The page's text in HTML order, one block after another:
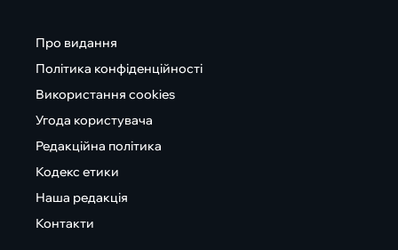
Про видання
Політика конфіденційності
Використання cookies
Угода користувача
Редакційна політика
Кодекс етики
Наша редакція
Контакти